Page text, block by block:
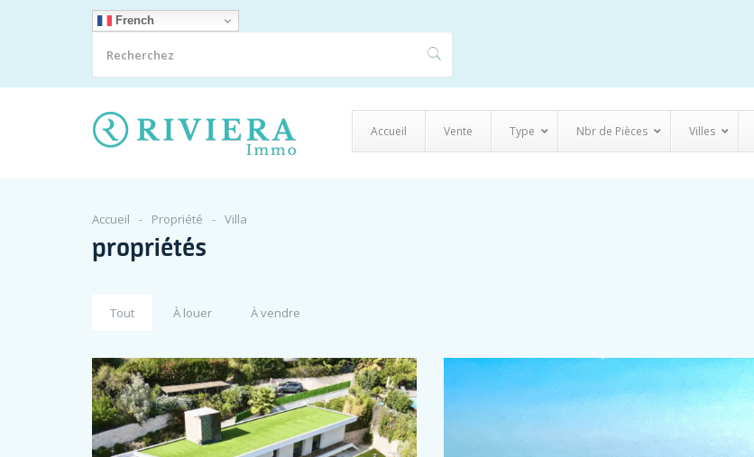
French
Accueil Vente Type Nbr de Pièces Villes
Accueil Propriété Villa
propriétés
Tout À louer À vendre